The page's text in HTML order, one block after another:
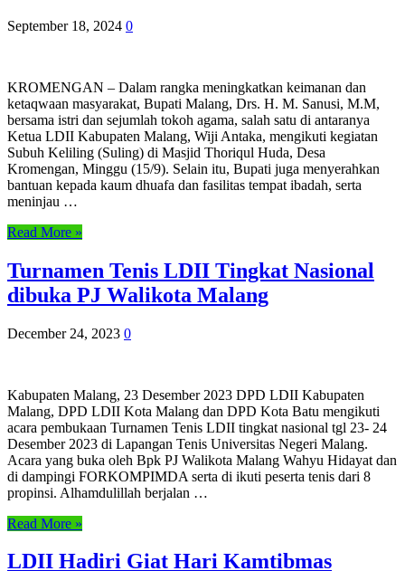
September 18, 2024 0
KROMENGAN – Dalam rangka meningkatkan keimanan dan
ketaqwaan masyarakat, Bupati Malang, Drs. H. M. Sanusi, M.M,
bersama istri dan sejumlah tokoh agama, salah satu di antaranya
Ketua LDII Kabupaten Malang, Wiji Antaka, mengikuti kegiatan
Subuh Keliling (Suling) di Masjid Thoriqul Huda, Desa
Kromengan, Minggu (15/9). Selain itu, Bupati juga menyerahkan
bantuan kepada kaum dhuafa dan fasilitas tempat ibadah, serta
meninjau …
Read More »
Turnamen Tenis LDII Tingkat Nasional
dibuka PJ Walikota Malang
December 24, 2023 0
Kabupaten Malang, 23 Desember 2023 DPD LDII Kabupaten
Malang, DPD LDII Kota Malang dan DPD Kota Batu mengikuti
acara pembukaan Turnamen Tenis LDII tingkat nasional tgl 23- 24
Desember 2023 di Lapangan Tenis Universitas Negeri Malang.
Acara yang buka oleh Bpk PJ Walikota Malang Wahyu Hidayat dan
di dampingi FORKOMPIMDA serta di ikuti peserta tenis dari 8
propinsi. Alhamdulillah berjalan …
Read More »
LDII Hadiri Giat Hari Kamtibmas